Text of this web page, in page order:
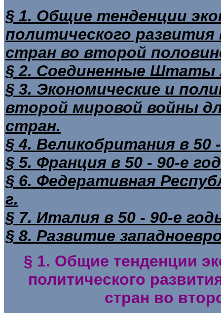
§ 1. Общие тенденции
политического
стран во второй
§ 2. Соединенные Штаты
§ 3. Экономические и
второй мировой войны
стран.
§ 4. Великобритания в 50
§ 5. Франция в 50 - 90-е
§ 6. Федеративная
г.
§ 7. Италия в 50 - 90-е
§ 8. Развитие
§ 1. Общие тенденции
политического
стран во